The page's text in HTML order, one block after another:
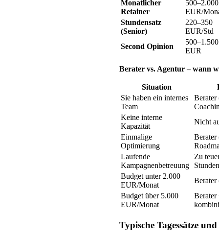
Monatlicher
Retainer
500–2.000
EUR/
Stundensatz
(Senior)
220–350
EUR/Std
Second Opinion
500–1.500
EUR
Berater vs. Agentur – wann
Situation
Sie haben ein internes
Team
Berater
Keine interne
Kapazität
Nicht
Einmalige
Optimierung
Laufende
Kampagnenbetreuung
Zu
Budget unter 2.000
EUR/Monat
Budget über 5.000
EUR/Monat
Berater
Typische Tagessätze